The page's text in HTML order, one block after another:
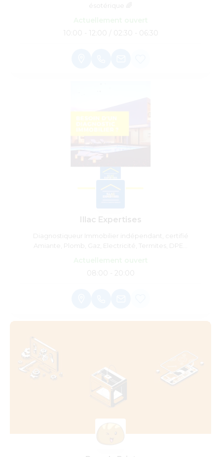
ésotérique 🌈
10:00 - 12:00 / 02:30 - 06:30
Illac Expertises
Diagnostiqueur Immobilier indépendant, certifié
Amiante, Plomb, Gaz, Electricité, Termites, DPE...
08:00 - 20:00